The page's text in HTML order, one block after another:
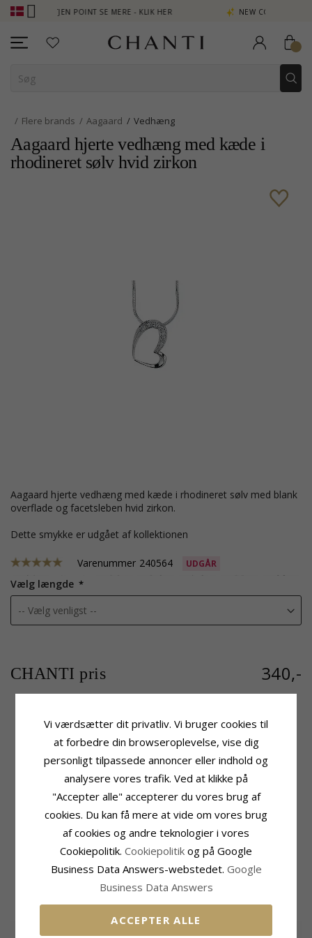
- OPTJEN POINT SE MERE - KLIK HER NEW COLLECTION | AURA
Flere brands Aagaard Vedhæng
Aagaard hjerte vedhæng med kæde i
rhodineret sølv hvid zirkon
Aagaard hjerte vedhæng med kæde i rhodineret sølv med blank
overflade og facetsleben hvid zirkon.
Dette smykke er udgået af kollektionen
Varenummer 240564 UDGÅR
Vælg længde
CHANTI pris 340,-
Produktinformation
Form:Hjerte
Vedhæng Med Kæde
Ædelmetal:Rhodineret Sølv
Sten
Slibning:
Farve:Hvid
Sten:Zirkon
Størrelse
Højde:15,0 mm
Bredde:15,0 mm
Leveringstid
Leveringstid:2-3 Hverdage
MEST SOLGTE I KATEGORIEN
Vi værdsætter dit privatliv. Vi bruger cookies til
at forbedre din browseroplevelse, vise dig
personligt tilpassede annoncer eller indhold og
analysere vores trafik. Ved at klikke på
"Accepter alle" accepterer du vores brug af
cookies. Du kan få mere at vide om vores brug
af cookies og andre teknologier i vores
Cookiepolitik. Cookiepolitik og på Google
Business Data Answers-webstedet. Google
Business Data Answers
ACCEPTER ALLE